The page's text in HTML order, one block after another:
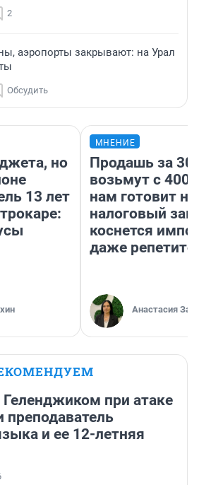
2
аэропорты закрывают: на Урал
Обсудить
но
13 лет
МНЕНИЕ
Продашь за
возьмут с
нам готовит
налоговый
коснется
даже
Анастасия
при атаке
и ее 12-летняя